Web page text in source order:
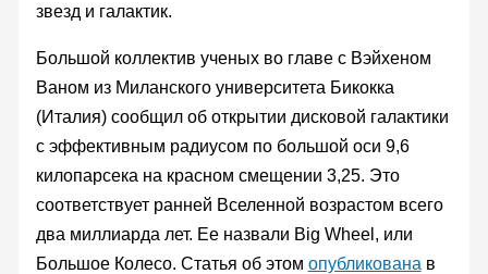
звезд и галактик.
Большой коллектив ученых во главе с Вэйхеном
Ваном из Миланского университета Бикокка
(Италия) сообщил об открытии дисковой галактики
с эффективным радиусом по большой оси 9,6
килопарсека на красном смещении 3,25. Это
соответствует ранней Вселенной возрастом всего
два миллиарда лет. Ее назвали Big Wheel, или
Большое Колесо. Статья об этом опубликована в